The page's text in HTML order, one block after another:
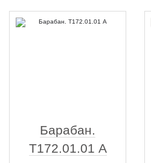
Барабан.
Т172.01.01 А